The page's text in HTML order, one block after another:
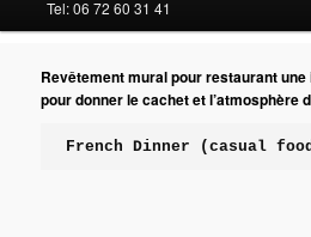
Tel: 06 72 60 31 41
Revêtement mural pour restaurant
pour donner le cachet et l’atmosphère
French Dinner (casual